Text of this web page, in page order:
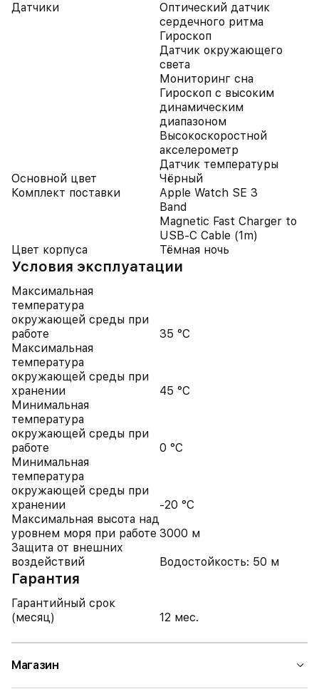
Датчики
Оптический датчик
сердечного ритма
Гироскоп
Датчик окружающего
света
Мониторинг сна
Гироскоп с высоким
динамическим
диапазоном
Высокоскоростной
акселерометр
Датчик температуры
Основной цвет
Чёрный
Комплект поставки
Apple Watch SE 3
Band
Magnetic Fast Charger to
USB‑C Cable (1m)
Цвет корпуса
Тёмная ночь
Условия эксплуатации
Максимальная
температура
окружающей среды при
работе
35 °C
Максимальная
температура
окружающей среды при
хранении
45 °C
Минимальная
температура
окружающей среды при
работе
0 °C
Минимальная
температура
окружающей среды при
хранении
-20 °C
Максимальная высота над
уровнем моря при работе 3000 м
Защита от внешних
воздействий
Водостойкость: 50 м
Гарантия
Гарантийный срок
(месяц)
12 мес.
Магазин